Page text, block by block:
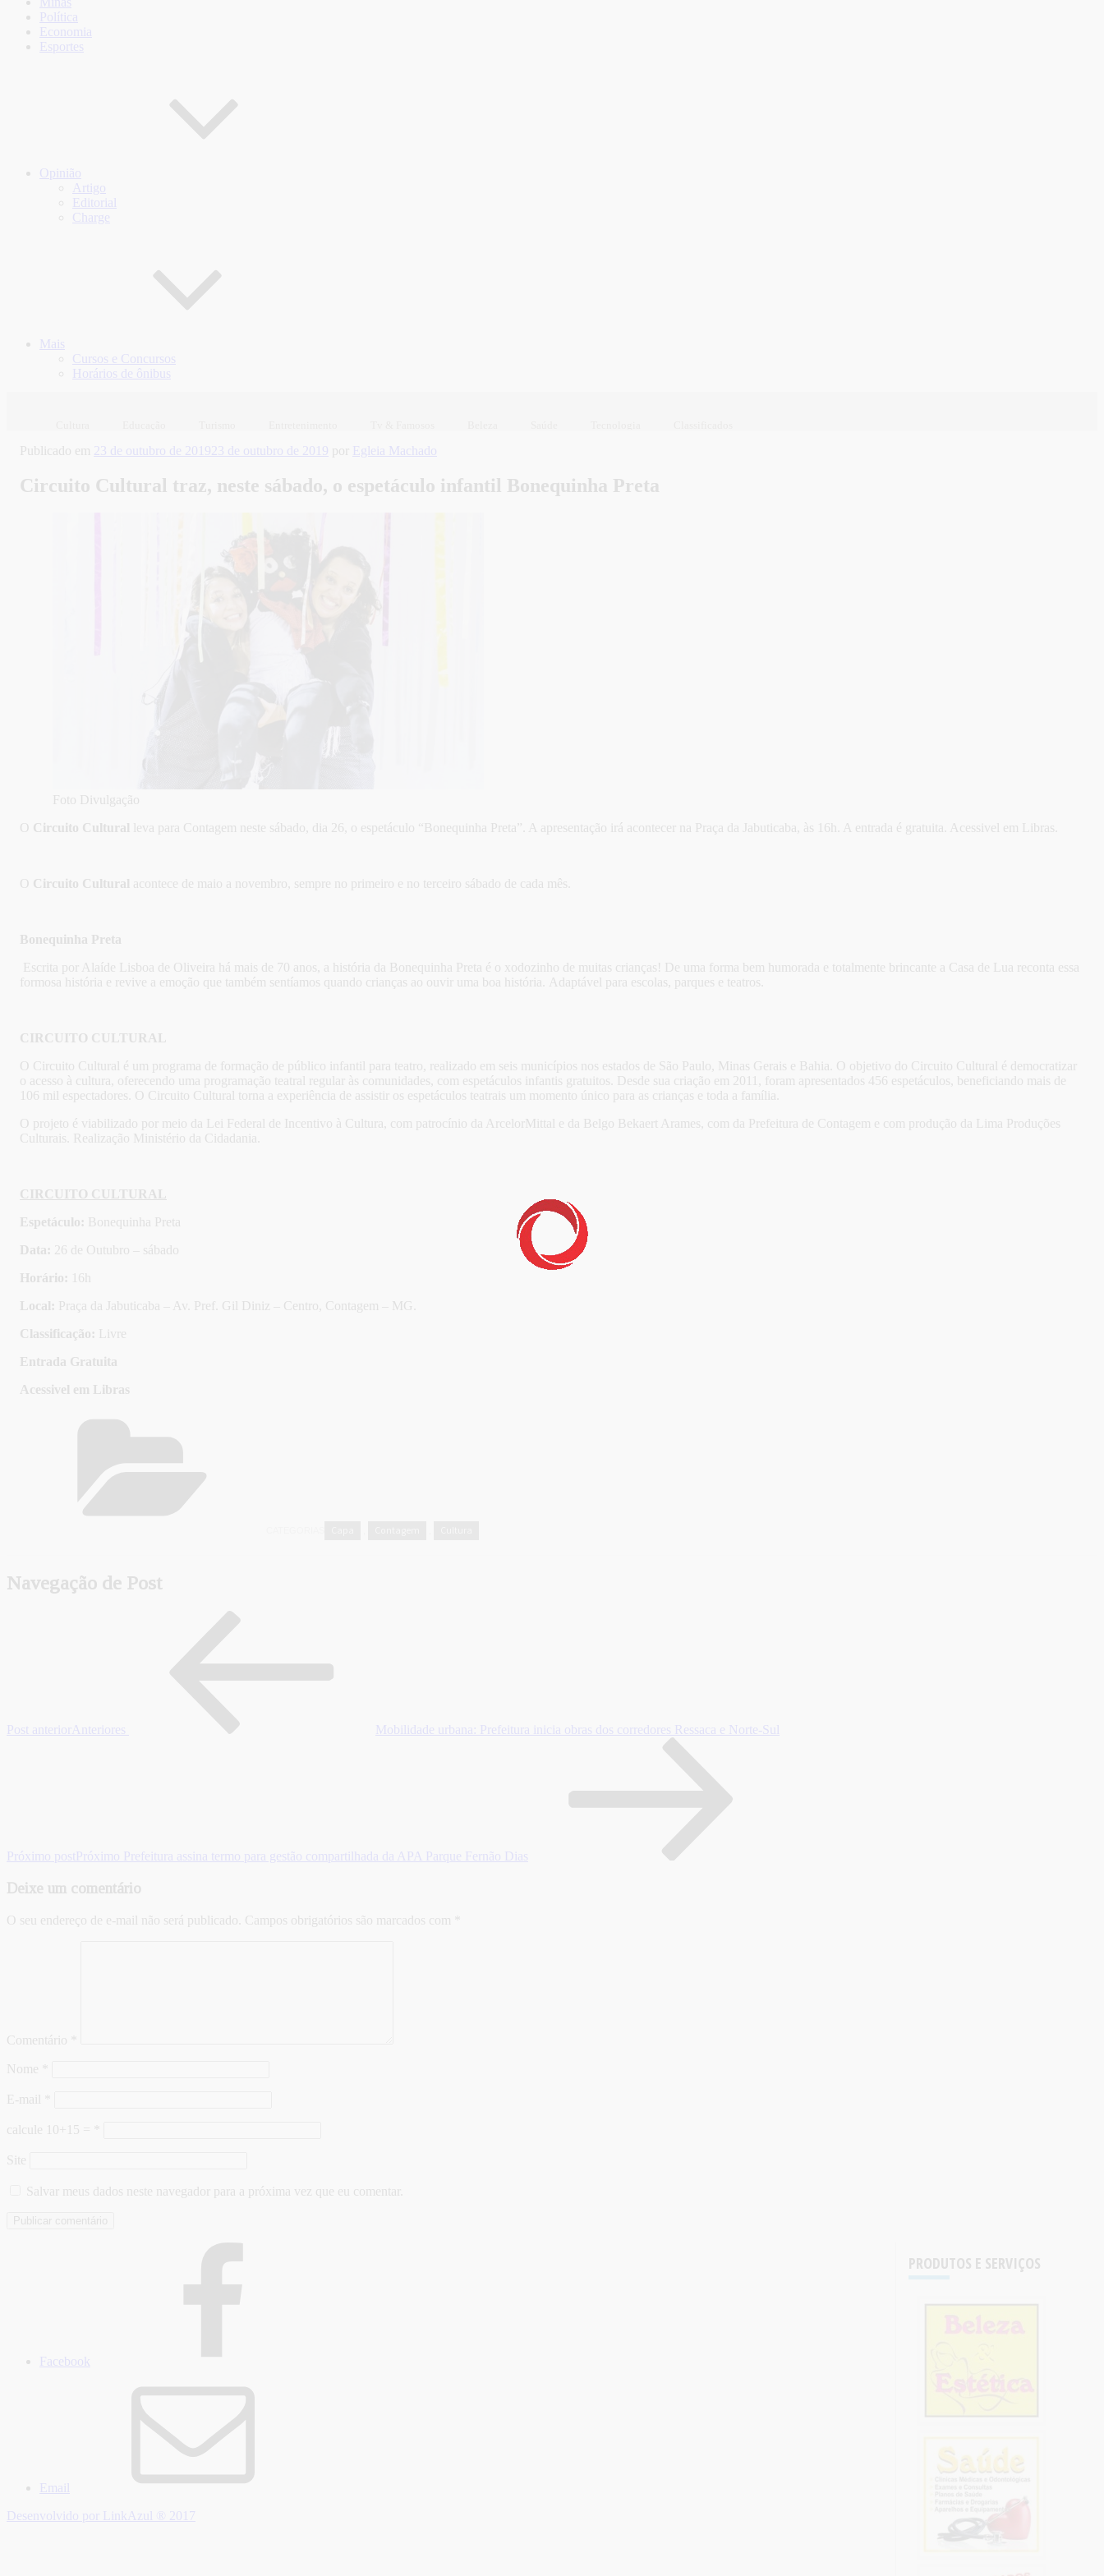
Política
Economia
Esportes
Opinião
Artigo
Editorial
Charge
Mais
Cursos e Concursos
Horários de ônibus
Publicado em 23 de outubro de 2019 23 de outubro de 2019 por Egleia Machado
Circuito Cultural traz, neste sábado, o espetáculo infantil Bonequinha Preta
Foto Divulgação
O Circuito Cultural leva para Contagem neste sábado, dia 26, o espetáculo “Bonequinha Preta”. A apresentação irá acontecer na Praça da Jabuticaba, às 16h. A entrada é gratuita. Acessivel em Libras.
O Circuito Cultural acontece de maio a novembro, sempre no primeiro e no terceiro sábado de cada mês.
Bonequinha Preta
Escrita por Alaíde Lisboa de Oliveira há mais de 70 anos, a história da Bonequinha Preta é o xodozinho de muitas crianças! De uma forma bem humorada e totalmente brincante a Casa de Lua reconta essa
formosa história e revive a emoção que também sentíamos quando crianças ao ouvir uma boa história. Adaptável para escolas, parques e teatros.
CIRCUITO CULTURAL
O Circuito Cultural é um programa de formação de público infantil para teatro, realizado em seis municípios nos estados de São Paulo, Minas Gerais e Bahia. O objetivo do Circuito Cultural é democratizar
o acesso à cultura, oferecendo uma programação teatral regular às comunidades, com espetáculos infantis gratuitos. Desde sua criação em 2011, foram apresentados 456 espetáculos, beneficiando mais de
106 mil espectadores. O Circuito Cultural torna a experiência de assistir os espetáculos teatrais um momento único para as crianças e toda a família.
O projeto é viabilizado por meio da Lei Federal de Incentivo à Cultura, com patrocínio da ArcelorMittal e da Belgo Bekaert Arames, com da Prefeitura de Contagem e com produção da Lima Produções
Culturais. Realização Ministério da Cidadania.
CIRCUITO CULTURAL
Espetáculo:
Bonequinha Preta
Data: 26 de Outubro – sábado
Horário:
16h
Local:
Praça da Jabuticaba – Av. Pref. Gil Diniz – Centro, Contagem – MG.
Classificação:
Livre
Entrada Gratuita
Acessivel em Libras
Navegação de Post
Post anterior Anteriores Mobilidade urbana: Prefeitura inicia obras dos corredores Ressaca e Norte-Sul
Próximo post Próximo Prefeitura assina termo para gestão compartilhada da APA Parque Fernão Dias
Deixe um comentário
O seu endereço de e-mail não será publicado. Campos obrigatórios são marcados com
Comentário
Nome
E-mail
calcule 10+15 =
Site
Salvar meus dados neste navegador para a próxima vez que eu comentar.
PRODUTOS E SERVIÇOS
Facebook
Email
Desenvolvido por LinkAzul ® 2017